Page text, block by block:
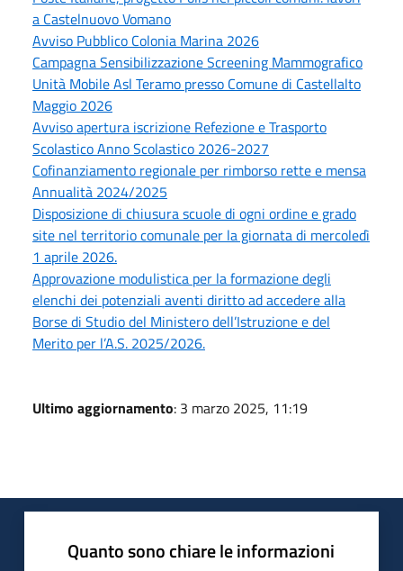
a Castelnuovo Vomano
Avviso Pubblico Colonia Marina 2026
Campagna Sensibilizzazione Screening Mammografico
Unità Mobile Asl Teramo presso Comune di Castellalto
Maggio 2026
Avviso apertura iscrizione Refezione e Trasporto
Scolastico Anno Scolastico 2026-2027
Cofinanziamento regionale per rimborso rette e mensa
Annualità 2024/2025
Disposizione di chiusura scuole di ogni ordine e grado
site nel territorio comunale per la giornata di mercoledì
1 aprile 2026.
Approvazione modulistica per la formazione degli
elenchi dei potenziali aventi diritto ad accedere alla
Borse di Studio del Ministero dell’Istruzione e del
Merito per l’A.S. 2025/2026.
Ultimo aggiornamento: 3 marzo 2025, 11:19
Quanto sono chiare le informazioni